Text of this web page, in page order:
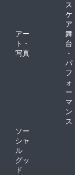
ス
ケ
ア
アー
ト・
写真
舞
台
・
パ
フ
ォ
ー
マ
ン
ス
ソー
シャ
ル
グッ
ド